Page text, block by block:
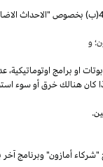
"). سوق تقوم بكسب دخل العمولة الخاص المذكور في البند 4(ب)
و
بوتات او برامج اوتوماتيكية،
كان هنالك خرق أو سوء
أمازون" وبرنامج آخر